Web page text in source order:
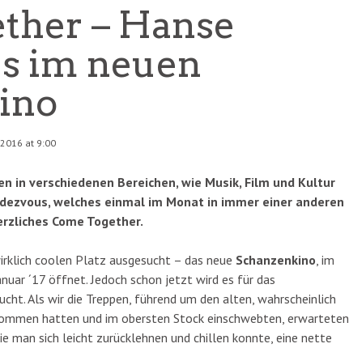
– Hanse
im neuen
at 9:00
in verschiedenen Bereichen, wie Musik, Film und Kultur
welches einmal im Monat in immer einer anderen
Come Together.
coolen Platz ausgesucht – das neue Schanzenkino, im
´17 öffnet. Jedoch schon jetzt wird es für das
Als wir die Treppen, führend um den alten, wahrscheinlich
hatten und im obersten Stock einschwebten, erwarteten
man sich leicht zurücklehnen und chillen konnte, eine nette